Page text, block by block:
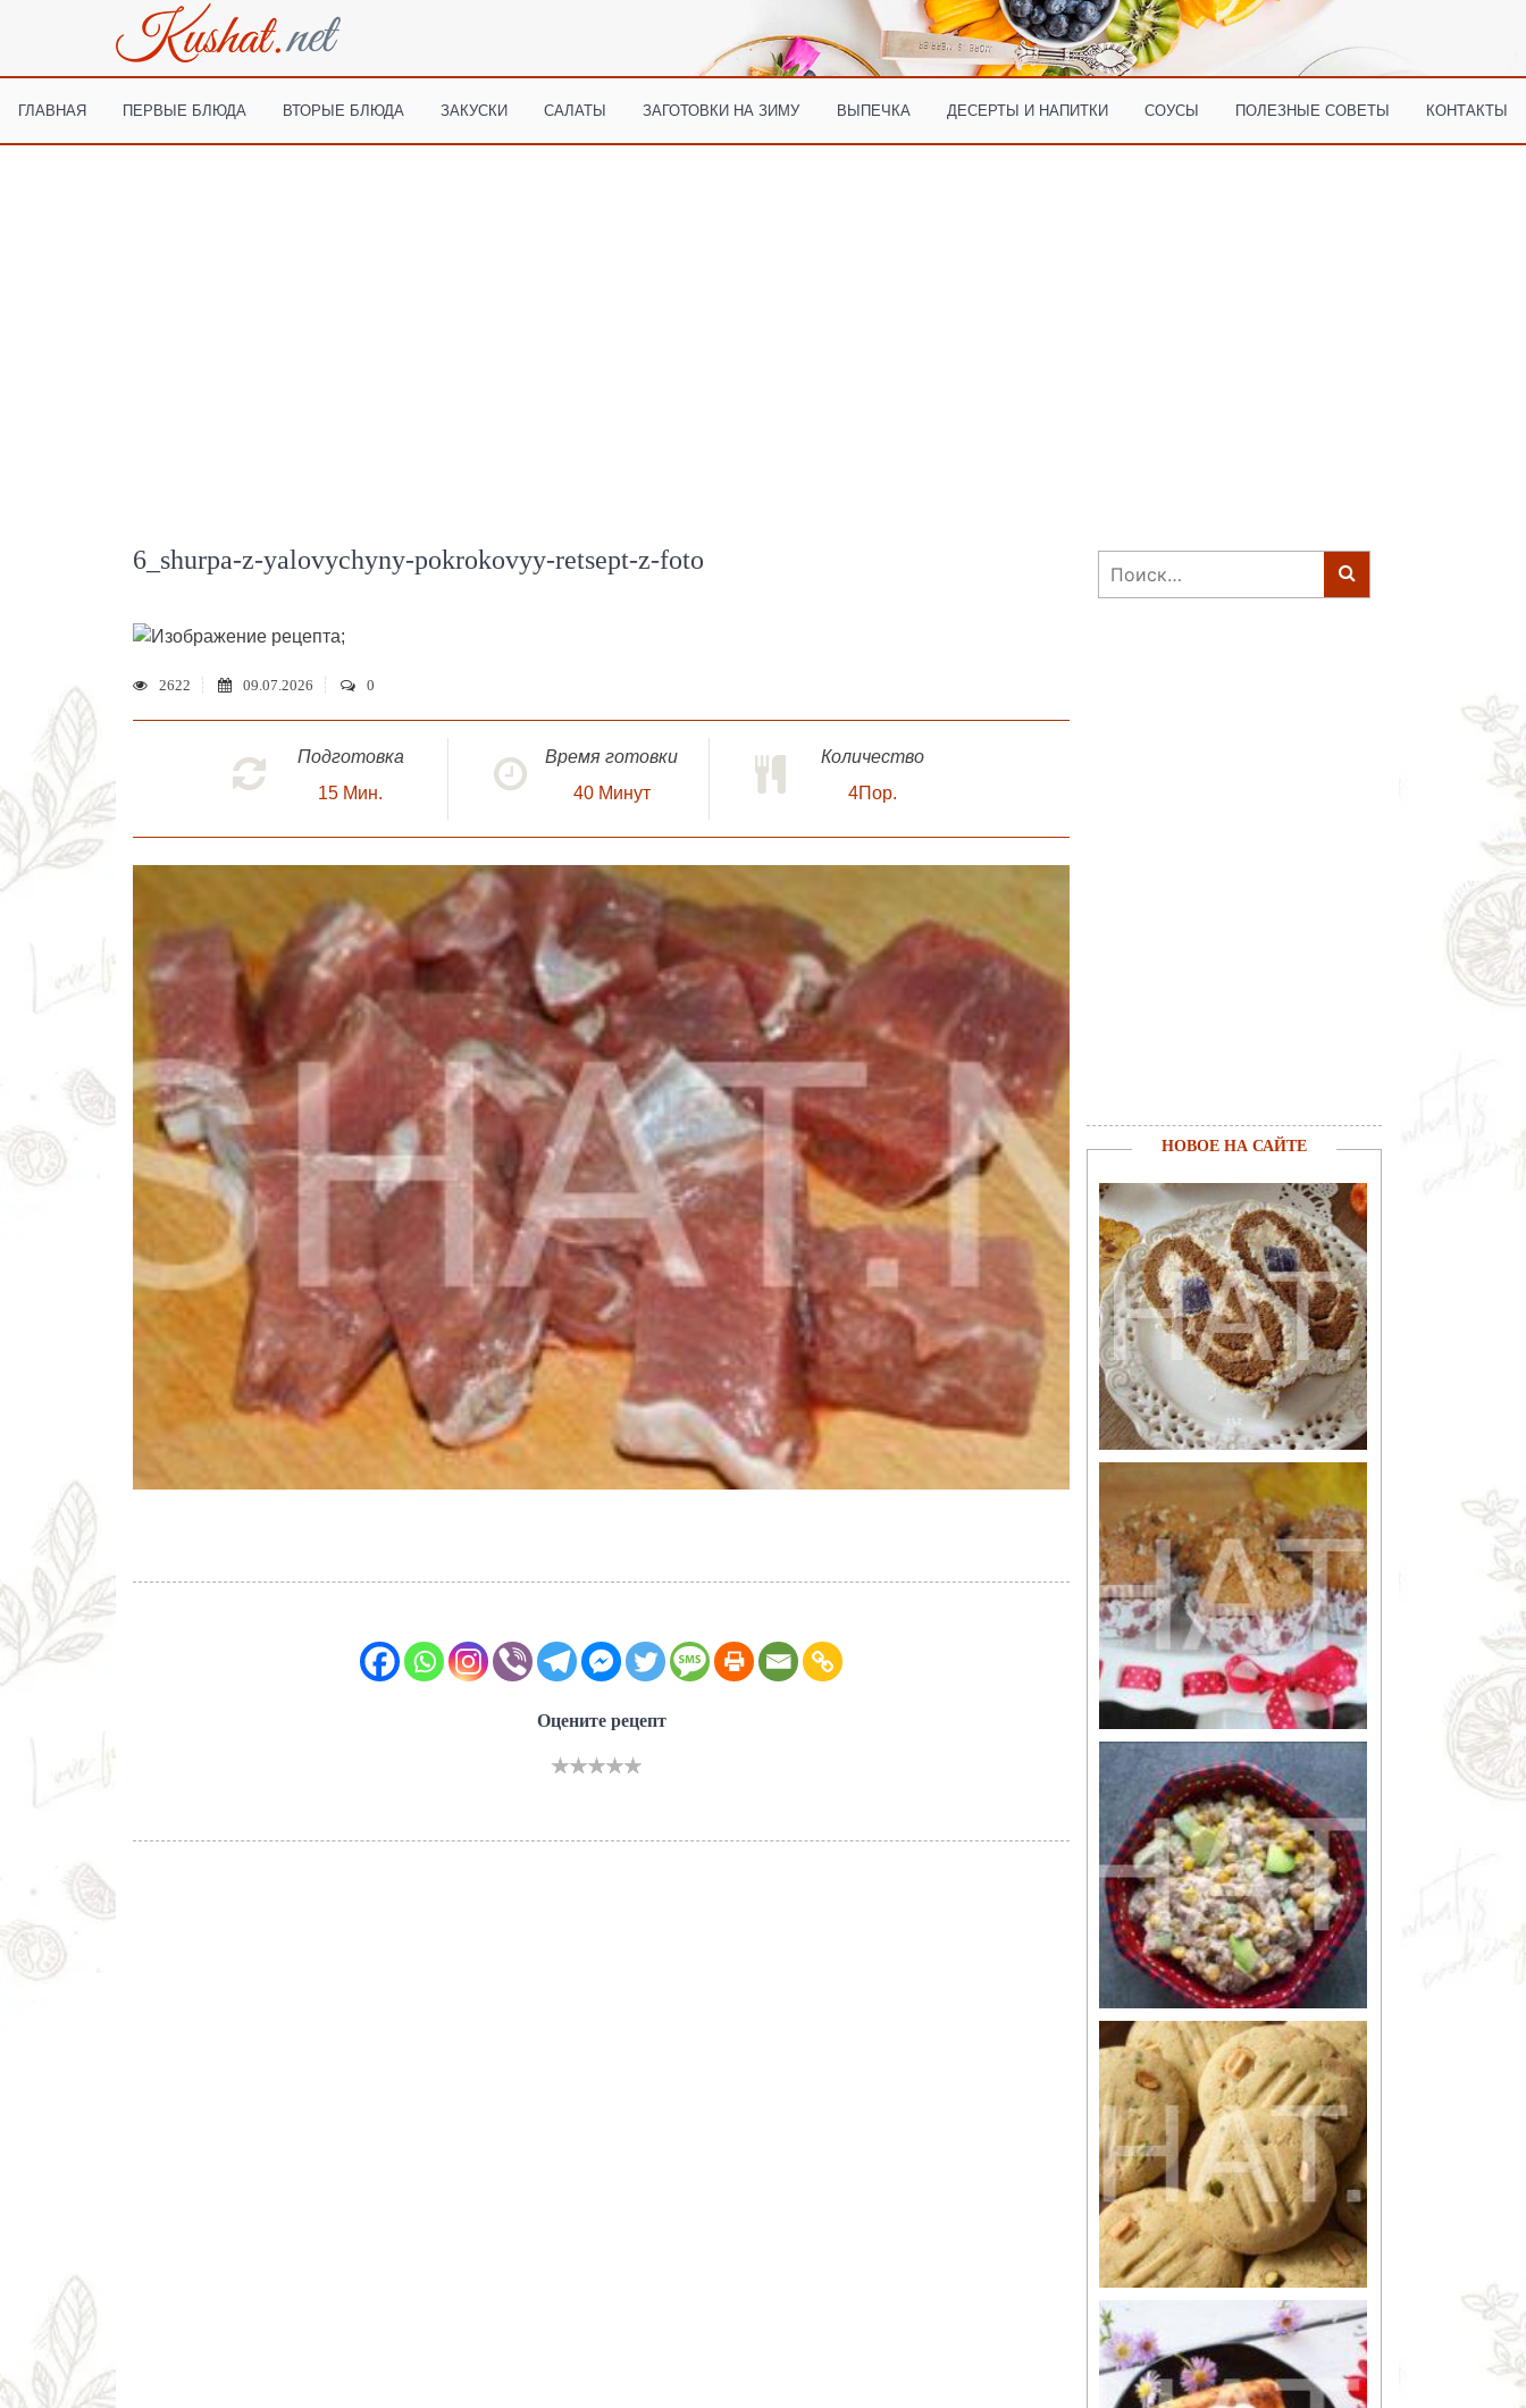
ГЛАВНАЯ ПЕРВЫЕ БЛЮДА ВТОРЫЕ БЛЮДА ЗАКУСКИ САЛАТЫ ЗАГОТОВКИ НА ЗИМУ ВЫПЕЧКА ДЕСЕРТЫ И НАПИТКИ СОУСЫ ПОЛЕЗНЫЕ СОВЕТЫ КОНТАКТЫ
6_shurpa-z-yalovychyny-pokrokovyy-retsept-z-foto
;
2622 09.07.2026 0
Подготовка
15 Мин.
Время готовки
40 Минут
Количество
4Пор.
Оцените рецепт
Найти:
НОВОЕ НА САЙТЕ